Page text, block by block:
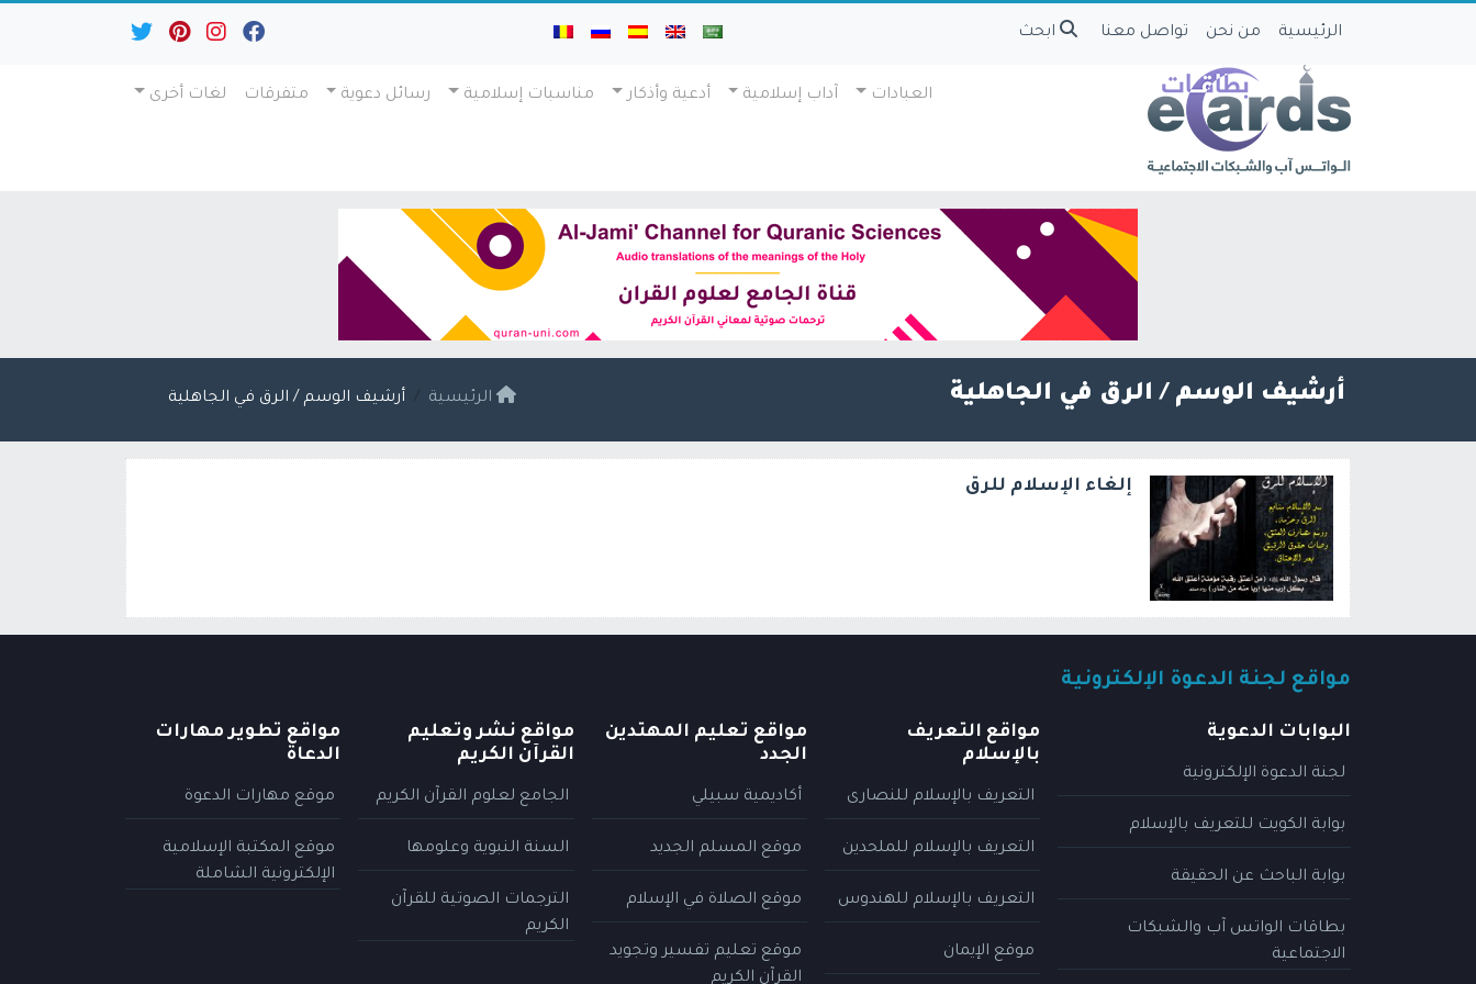
الرئيسية من نحن تواصل معنا ابحث
العبادات آداب إسلامية أدعية وأذكار مناسبات إسلامية رسائل دعوية متفرقات لغات أخرى
أرشيف الوسم / الرق في الجاهلية الرئيسية أرشيف الوسم / الرق في الجاهلية
إلغاء الإسلام للرق
مواقع لجنة الدعوة الإلكترونية
البوابات الدعوية
لجنة الدعوة الإلكترونية
بوابة الكويت للتعريف بالإسلام
بوابة الباحث عن الحقيقة
بطاقات الواتس آب والشبكات
الاجتماعية
مواقع التعريف
بالإسلام
التعريف بالإسلام للنصارى
التعريف بالإسلام للملحدين
التعريف بالإسلام للهندوس
موقع الإيمان
مواقع تعليم المهتدين
الجدد
أكاديمية سبيلي
موقع المسلم الجديد
موقع الصلاة في الإسلام
موقع تعليم تفسير وتجويد
القرآن الكريم
مواقع نشر وتعليم
القرآن الكريم
الجامع لعلوم القرآن الكريم
السنة النبوية وعلومها
الترجمات الصوتية للقرآن
الكريم
مواقع تطوير مهارات
الدعاة
موقع مهارات الدعوة
موقع المكتبة الإسلامية
الإلكترونية الشاملة